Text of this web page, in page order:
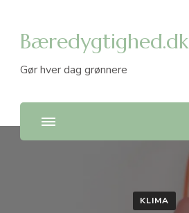
Bæredygtighed.dk
Gør hver dag grønnere
KLIMA